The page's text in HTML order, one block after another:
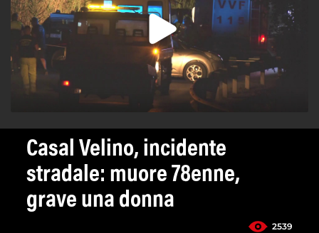
Casal Velino, incidente
stradale: muore 78enne,
grave una donna
2539